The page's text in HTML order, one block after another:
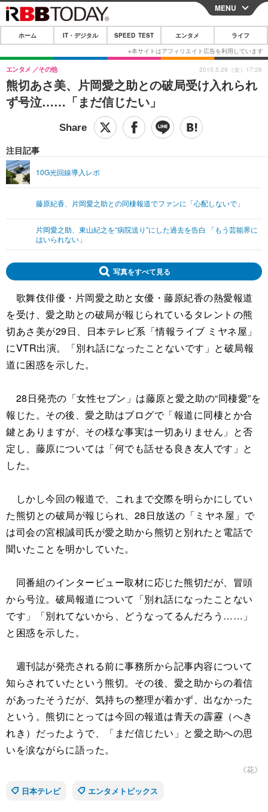
CLOSE
ホーム
IT・デジタル
IT・デジタルTOP スマートフォン
その他
SPEED TEST
映画・ドラマ
グラビア ブログ
ショッピング その他
ライフTOP
リリース一覧
MENU
ホーム IT・デジタル SPEED TEST エンタメ ライフ
熊切あさ美、片岡愛之助との破局受け入れられ
ず号泣……「まだ信じたい」
エンタメ その他
注目記事
10G光回線導入レポ
藤原紀香、片岡愛之助との同棲報道でファンに「心配しないで」
片岡愛之助、東山紀之を“病院送り”にした過去を告白 「もう芸能界に
はいられない」
2015.5.29（金）17:26
写真をすべて見る
歌舞伎俳優・片岡愛之助と女優・藤原紀香の熱愛報道
を受け、愛之助との破局が報じられているタレントの熊
切あさ美が29日、日本テレビ系「情報ライブ ミヤネ屋」
にVTR出演。「別れ話になったことないです」と破局報
道に困惑を示した。
28日発売の「女性セブン」は藤原と愛之助の“同棲愛”を
報じた。その後、愛之助はブログで「報道に同棲とか合
鍵とありますが、その様な事実は一切ありません」と否
定し、藤原については「何でも話せる良き友人です」と
した。
しかし今回の報道で、これまで交際を明らかにしてい
た熊切との破局が報じられ、28日放送の「ミヤネ屋」で
は司会の宮根誠司氏が愛之助から熊切と別れたと電話で
聞いたことを明かしていた。
同番組のインタービュー取材に応じた熊切だが、冒頭
から号泣。破局報道について「別れ話になったことない
です」「別れてないから、どうなってるんだろう……」
と困惑を示した。
週刊誌が発売される前に事務所から記事内容について
知らされていたという熊切。その後、愛之助からの着信
があったそうだが、気持ちの整理が着かず、出なかった
という。熊切にとっては今回の報道は青天の霹靂（へき
れき）だったようで、「まだ信じたい」と愛之助への思
いを涙ながらに語った。
《花》
日本テレビ
エンタメトピックス